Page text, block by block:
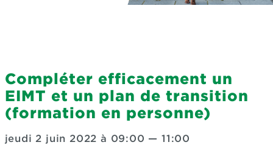
Compléter efficacement un
EIMT et un plan de transition
(formation en personne)
jeudi 2 juin 2022 à 09:00 — 11:00